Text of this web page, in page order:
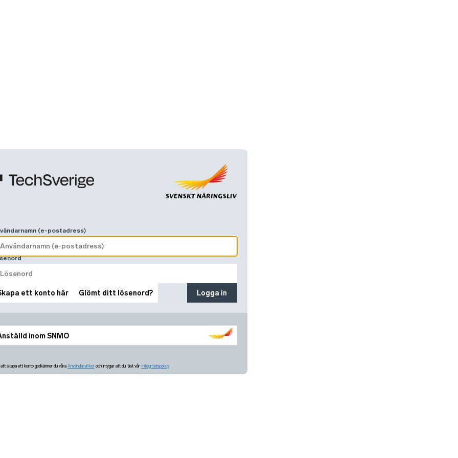
inom SNMO
(e-postadress)
ett konto här Glömt ditt lösenord? Logga in
skapa ett konto godkänner du våra Användarvillkor och intygar att du läst vår Integritetspolicy.